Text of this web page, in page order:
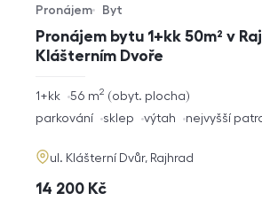
Pronájem bytu 1+kk 50m² v
Klášterním Dvoře
Typ nabídky
Pronájem
Typ nemovitosti
Byt
rozměry
dispozice
1+kk obyt. plocha
56 m2
funkce
parkování sklep výtah nejvyšší
adresa
ul. Klášterní Dvůr, Rajhrad
cena
14 200 Kč